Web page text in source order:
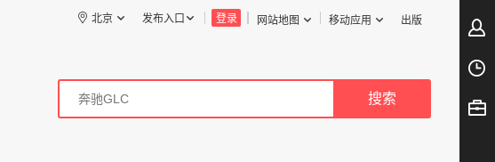
网站地图 移动应用 出版
登录
发布入口
北京